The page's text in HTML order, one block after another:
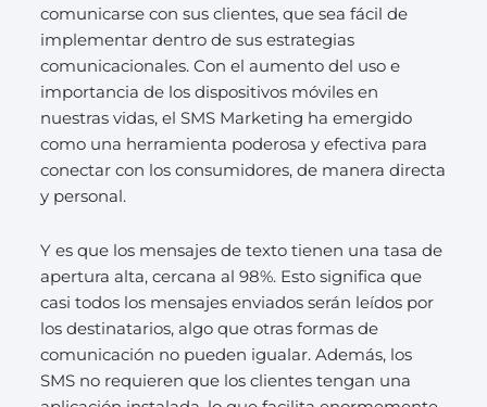
comunicarse con sus clientes, que sea fácil de
implementar dentro de sus estrategias
comunicacionales. Con el aumento del uso e
importancia de los dispositivos móviles en
nuestras vidas, el SMS Marketing ha emergido
como una herramienta poderosa y efectiva para
conectar con los consumidores, de manera directa
y personal.
Y es que los mensajes de texto tienen una tasa de
apertura alta, cercana al 98%. Esto significa que
casi todos los mensajes enviados serán leídos por
los destinatarios, algo que otras formas de
comunicación no pueden igualar. Además, los
SMS no requieren que los clientes tengan una